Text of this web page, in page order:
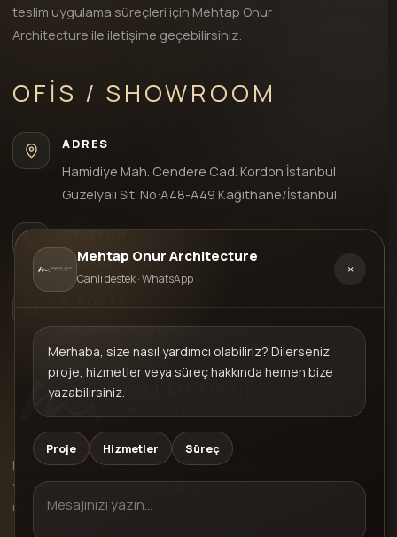
teslim uygulama süreçleri için Mehtap Onur
Architecture ile iletişime geçebilirsiniz.
OFIS / SHOWROOM
ADRES
Hamidiye Mah. Cendere Cad. Kordon İstanbul
Güzelyalı Sit. No:A48-A49 Kağıthane/İstanbul
TELEFON
+90 552 935 74 69
info@mehtaponur.com
Mekanları estetik, işlevsel ve kişiye özel bir
yaklaşımla yeniden yorumlayan iç mimari tasarım ve
uygulama stüdyosu.
Mehtap Onur Architecture
Canlı destek · WhatsApp
×
Merhaba, size nasıl yardımcı olabiliriz? Dilerseniz
proje, hizmetler veya süreç hakkında hemen bize
yazabilirsiniz.
Proje Hizmetler Süreç